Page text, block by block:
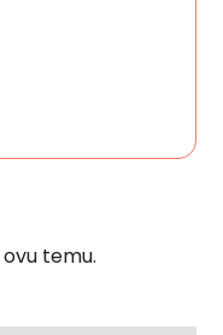
temu.